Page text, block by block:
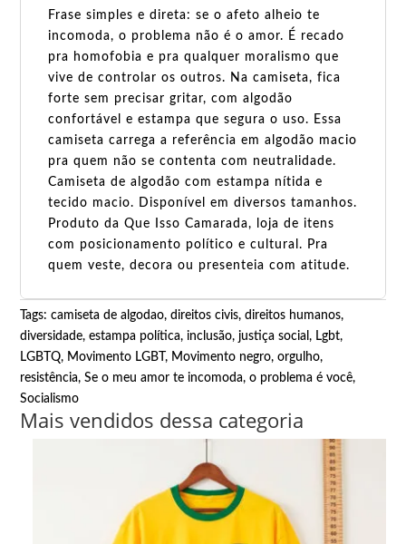
Frase simples e direta: se o afeto alheio te
incomoda, o problema não é o amor. É recado
pra homofobia e pra qualquer moralismo que
vive de controlar os outros. Na camiseta, fica
forte sem precisar gritar, com algodão
confortável e estampa que segura o uso. Essa
camiseta carrega a referência em algodão macio
pra quem não se contenta com neutralidade.
Camiseta de algodão com estampa nítida e
tecido macio. Disponível em diversos tamanhos.
Produto da Que Isso Camarada, loja de itens
com posicionamento político e cultural. Pra
quem veste, decora ou presenteia com atitude.
Tags:camiseta de algodao,direitos civis,direitos humanos,
diversidade,estampa política,inclusão,justiça social, Lgbt,
LGBTQ, Movimento LGBT, Movimento negro,orgulho,
resistência,Se o meu amor te incomoda, o problema é você,
Socialismo
Mais vendidos dessa categoria